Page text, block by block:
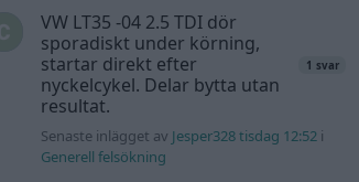
VW LT35 -04 2.5 TDI dör
sporadiskt under körning,
startar direkt efter
nyckelcykel. Delar bytta utan
resultat.
1 svar
Senaste inlägget av Jesper328 tisdag 12:52 i
Generell felsökning